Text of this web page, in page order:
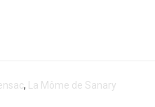
, La Môme de Sanary